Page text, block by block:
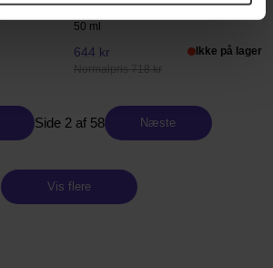
Melancholia
50 ml
644 kr
Normalpris 718 kr
Ikke på lager
Side 2 af 58 Næste
Vis flere